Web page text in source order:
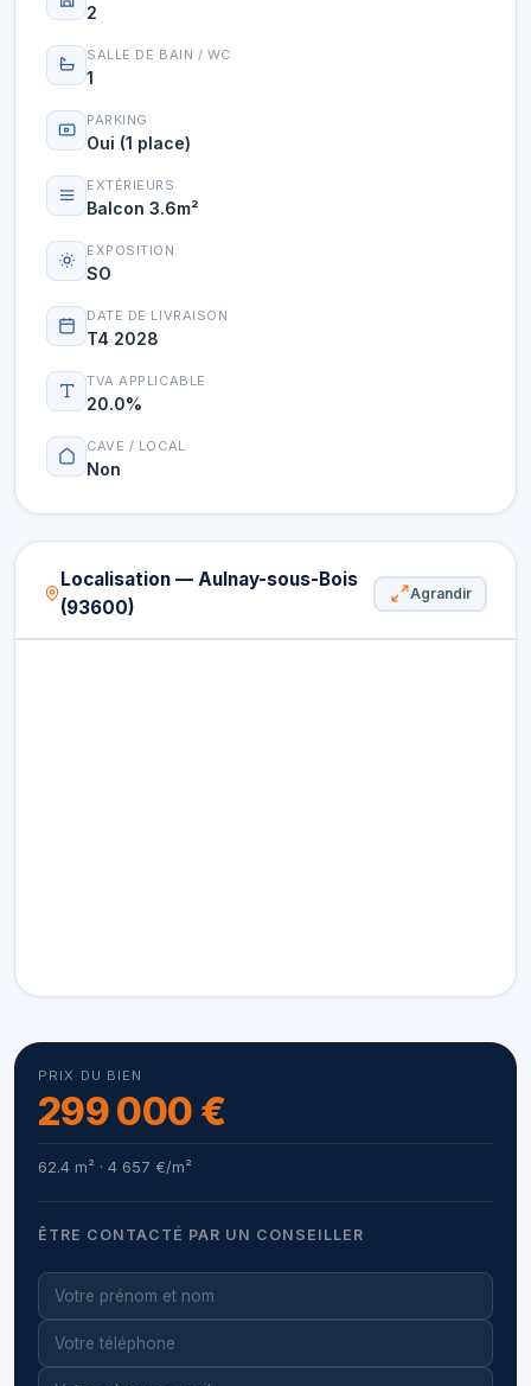
2
SALLE DE BAIN / WC
1
PARKING
Oui (1 place)
EXTÉRIEURS
Balcon 3.6m²
EXPOSITION
SO
DATE DE LIVRAISON
T4 2028
TVA APPLICABLE
20.0%
CAVE / LOCAL
Non
Localisation — Aulnay-sous-Bois
(93600)
Agrandir
PRIX DU BIEN
299 000 €
62.4 m² · 4 657 €/m²
ÊTRE CONTACTÉ PAR UN CONSEILLER